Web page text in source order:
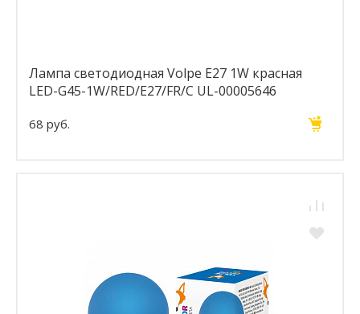
Лампа светодиодная Volpe E27 1W красная
LED-G45-1W/RED/E27/FR/С UL-00005646
68 руб.